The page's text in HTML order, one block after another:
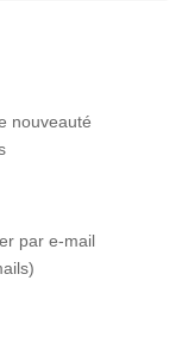
nouveauté
par e-mail